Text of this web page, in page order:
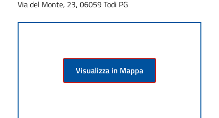
Via del Monte, 23, 06059 Todi PG
Visualizza in Mappa